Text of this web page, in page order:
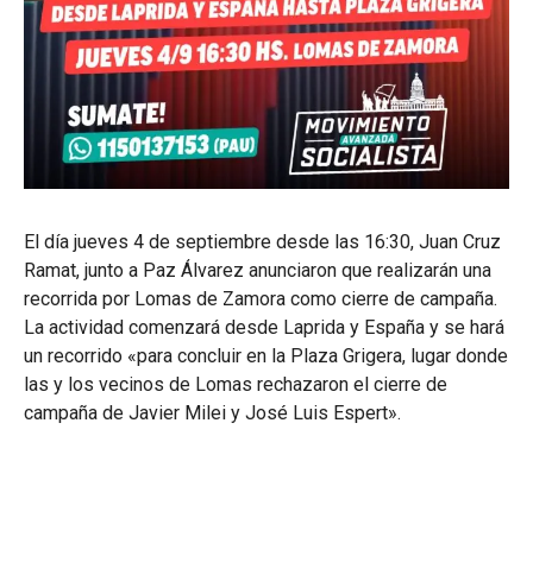
El día jueves 4 de septiembre desde las 16:30, Juan Cruz
Ramat, junto a Paz Álvarez anunciaron que realizarán una
recorrida por Lomas de Zamora como cierre de campaña.
La actividad comenzará desde Laprida y España y se hará
un recorrido «para concluir en la Plaza Grigera, lugar donde
las y los vecinos de Lomas rechazaron el cierre de
campaña de Javier Milei y José Luis Espert».